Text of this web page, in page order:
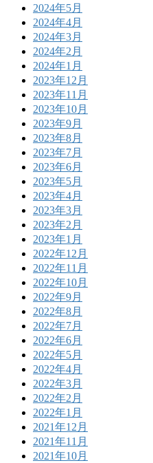
2024年5月
2024年4月
2024年3月
2024年2月
2024年1月
2023年12月
2023年11月
2023年10月
2023年9月
2023年8月
2023年7月
2023年6月
2023年5月
2023年4月
2023年3月
2023年2月
2023年1月
2022年12月
2022年11月
2022年10月
2022年9月
2022年8月
2022年7月
2022年6月
2022年5月
2022年4月
2022年3月
2022年2月
2022年1月
2021年12月
2021年11月
2021年10月